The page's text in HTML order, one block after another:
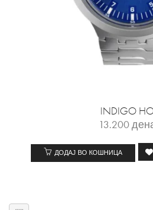
INDIGO
13.200
ДОДАЈ ВО КОШНИЦА